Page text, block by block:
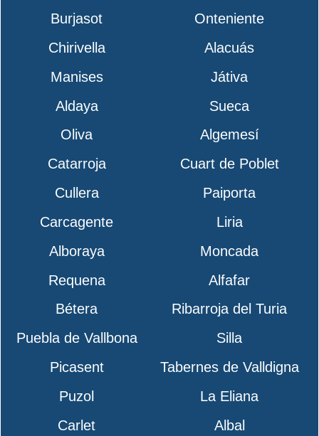
Burjasot
Onteniente
Chirivella
Alacuás
Manises
Játiva
Aldaya
Sueca
Oliva
Algemesí
Catarroja
Cuart de Poblet
Cullera
Paiporta
Carcagente
Liria
Alboraya
Moncada
Requena
Alfafar
Bétera
Ribarroja del Turia
Puebla de Vallbona
Silla
Picasent
Tabernes de Valldigna
Puzol
La Eliana
Carlet
Albal